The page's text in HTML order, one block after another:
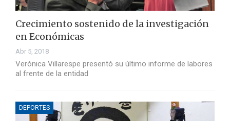
Crecimiento sostenido de la investigación
en Económicas
Abr 5, 2018
Verónica Villarespe presentó su último informe de labores
al frente de la entidad
DEPORTES